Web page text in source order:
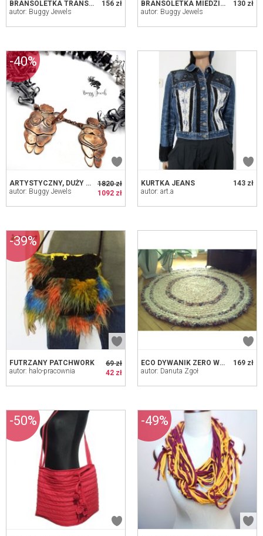
156 zł
BRANSOLETKA TRANSPARENTNA ZE ZŁOTYM MOS
autor: Buggy Jewels
130 zł
BRANSOLETKA MIEDZIANA Z DODATKIEM PLASTI
autor: Buggy Jewels
1820 zł
1092 zł
ARTYSTYCZNY, DUŻY NASZYJNIK
autor: Buggy Jewels
-40%
143 zł
KURTKA JEANS
autor: art.a
69 zł
42 zł
FUTRZANY PATCHWORK
autor: halo-pracownia
-39%
169 zł
ECO DYWANIK ZERO WASTE, 71 CM
autor: Danuta Zgoł
-50% -49%